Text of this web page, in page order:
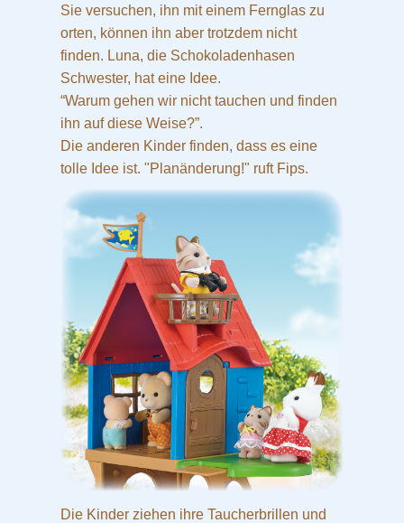
Sie versuchen, ihn mit einem Fernglas zu
orten, können ihn aber trotzdem nicht
finden. Luna, die Schokoladenhasen
Schwester, hat eine Idee.
“Warum gehen wir nicht tauchen und finden
ihn auf diese Weise?”.
Die anderen Kinder finden, dass es eine
tolle Idee ist. "Planänderung!" ruft Fips.
Die Kinder ziehen ihre Taucherbrillen und